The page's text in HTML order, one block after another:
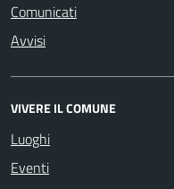
Comunicati
Avvisi
VIVERE IL COMUNE
Luoghi
Eventi